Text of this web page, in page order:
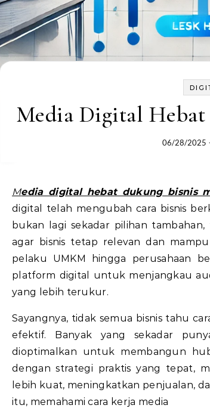
Media Digital
06/28/2025
Media digital hebat dukung bisnis
digital telah mengubah cara bisnis
bukan lagi sekadar pilihan
agar bisnis tetap relevan dan
pelaku UMKM hingga perusahaan
platform digital untuk menjangkau
yang lebih terukur.
Sayangnya, tidak semua bisnis tahu
efektif. Banyak yang sekadar
dioptimalkan untuk membangun
dengan strategi praktis yang tepat,
lebih kuat, meningkatkan penjualan,
itu, memahami cara kerja media